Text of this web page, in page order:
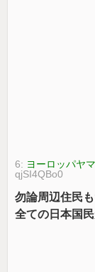
6: ヨーロッパヤ
qjSI4QBo0
勿論周辺住民
全ての日本国